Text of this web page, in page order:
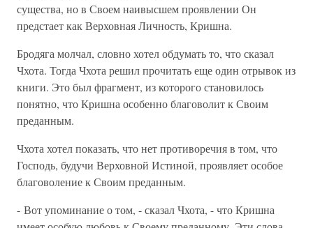
существа, но в Своем наивысшем проявлении Он
предстает как Верховная Личность, Кришна.
Бродяга молчал, словно хотел обдумать то, что сказал
Чхота. Тогда Чхота решил прочитать еще один отрывок из
книги. Это был фрагмент, из которого становилось
понятно, что Кришна особенно благоволит к Своим
преданным.
Чхота хотел показать, что нет противоречия в том, что
Господь, будучи Верховной Истиной, проявляет особое
благоволение к Своим преданным.
- Вот упоминание о том, - сказал Чхота, - что Кришна